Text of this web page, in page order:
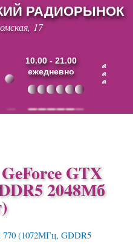
РАДИОРЫНОК
17
10.00 - 21.00
ежедневно
GTX
2048Мб